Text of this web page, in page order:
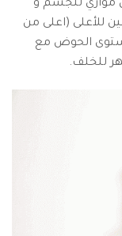
موازي للجسم و
للأعلى (اعلى من
الحوض مع
للخلف.